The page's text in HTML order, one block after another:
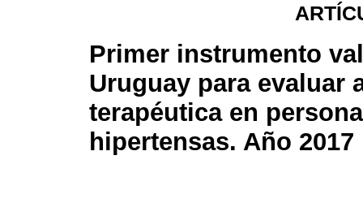
Primer instrumento
Uruguay para evaluar
terapéutica en
hipertensas. Año 2017